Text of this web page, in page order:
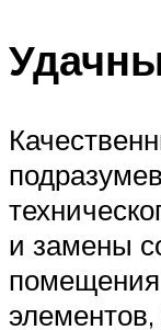
и замены